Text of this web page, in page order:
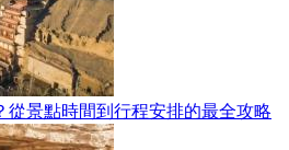
從景點時間到行程安排的最全攻略